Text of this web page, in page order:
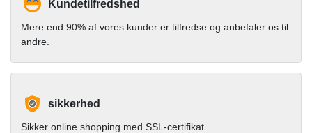
Kundetilfredshed
Mere end 90% af vores kunder er tilfredse og anbefaler os til
andre.
sikkerhed
Sikker online shopping med SSL-certifikat.